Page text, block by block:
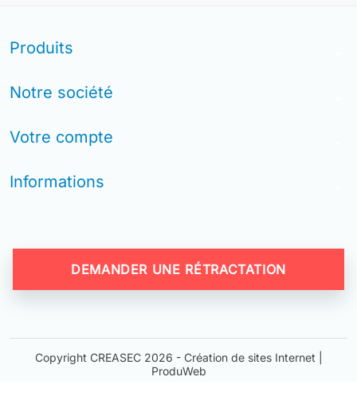
Produits
Notre société
Votre compte
Informations
DEMANDER UNE RÉTRACTATION
Copyright CREASEC 2026 - Création de sites Internet |
ProduWeb